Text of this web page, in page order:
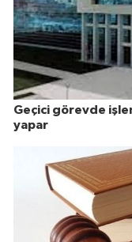
Geçici görevde
yapar